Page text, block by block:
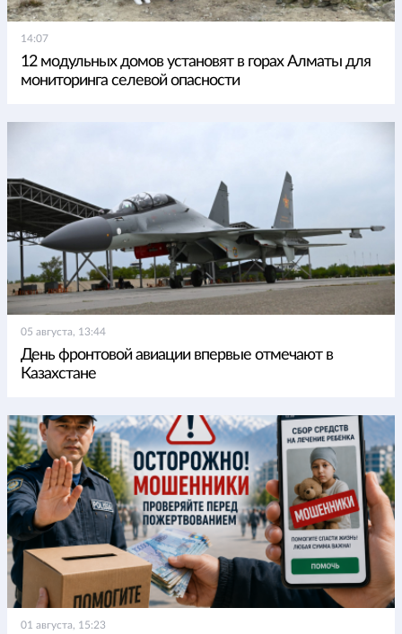
14:07
12 модульных домов установят в горах Алматы для
мониторинга селевой опасности
05 августа, 13:44
День фронтовой авиации впервые отмечают в
Казахстане
01 августа, 15:23